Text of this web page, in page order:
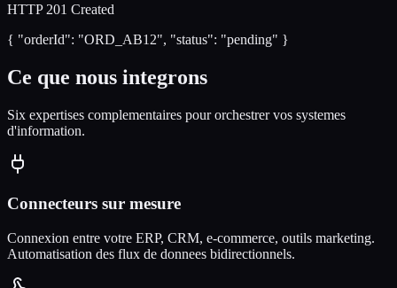
HTTP 201 Created
{ "orderId": "ORD_AB12", "status": "pending" }
Ce que nous integrons
Six expertises complementaires pour orchestrer vos systemes
d'information.
Connecteurs sur mesure
Connexion entre votre ERP, CRM, e-commerce, outils marketing.
Automatisation des flux de donnees bidirectionnels.